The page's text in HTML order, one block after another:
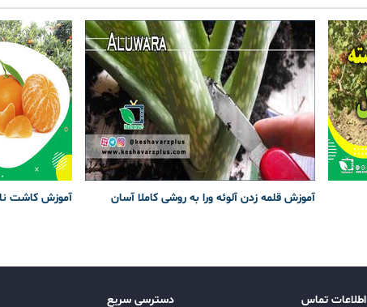
آموزش قلمه زدن آلوئه ورا به روشی کاملا آسان آموزش کاشت
اطلاعات تماس دسترسی سریع